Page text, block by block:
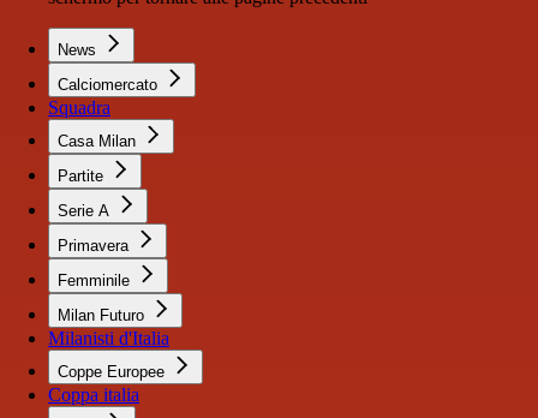
News
Calciomercato
Squadra
Casa Milan
Partite
Serie A
Primavera
Femminile
Milan Futuro
Milanisti d'Italia
Coppe Europee
Coppa italia